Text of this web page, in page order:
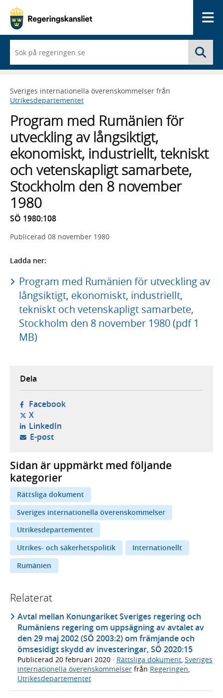
du
börjar
skriva
framträder
en
med
sökförslag
Sveriges internationella överenskommelser från
Utrikesdepartementet
Program med Rumänien för
utveckling av långsiktigt,
ekonomiskt, industriellt, tekniskt
och vetenskapligt samarbete,
Stockholm den 8 november
1980
SÖ 1980:108
Publicerad 08 november 1980
Ladda ner:
Program med Rumänien för utveckling av
långsiktigt, ekonomiskt, industriellt,
tekniskt och vetenskapligt samarbete,
Stockholm den 8 november 1980 (pdf 1
MB)
Dela
Facebook- öppnas i ny flik, extern webbplats,
X- öppnas i ny flik, extern webbplats,
LinkedIn- öppnas i ny flik, extern webbplats,
E-post- öppnar din e-postklient,
Sidan är uppmärkt med följande
kategorier
Rättsliga dokument
Sveriges internationella överenskommelser
Utrikesdepartementet
Utrikes- och säkerhetspolitik
Internationellt
Rumänien
Relaterat
Avtal mellan Konungariket Sveriges regering och
Rumäniens regering om uppsägning av avtalet av
den 29 maj 2002 (SÖ 2003:2) om främjande och
ömsesidigt skydd av investeringar, SÖ 2020:15
Publicerad 20 februari 2020 · Rättsliga dokument Sveriges
internationella överenskommelser från Regeringen
Utrikesdepartementet